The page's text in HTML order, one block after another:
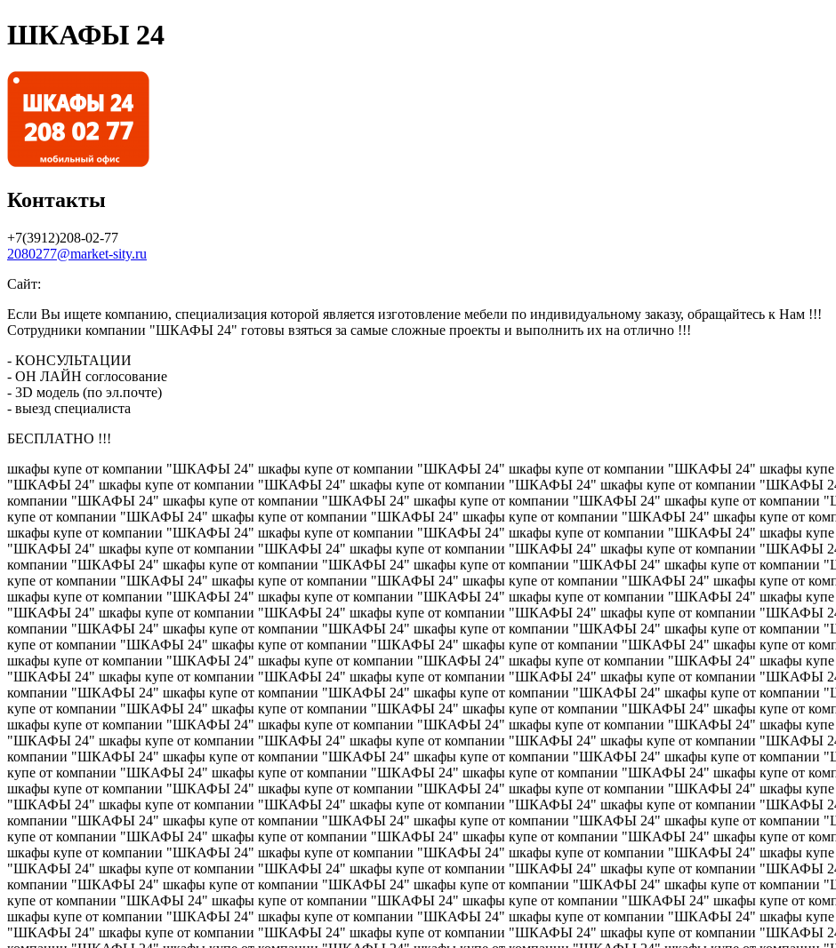
ШКАФЫ 24
Контакты
+7(3912)208-02-77
2080277@market-sity.ru
Сайт:
Если Вы ищете компанию, специализация которой является изготовление мебели по индивидуальному заказу, обращайтесь к Нам !!!
Сотрудники компании "ШКАФЫ 24" готовы взяться за самые сложные проекты и выполнить их на отлично !!!
- КОНСУЛЬТАЦИИ
- ОН ЛАЙН соглосование
- 3D модель (по эл.почте)
- выезд специалиста
БЕСПЛАТНО !!!
шкафы купе от компании "ШКАФЫ 24" шкафы купе от компании "ШКАФЫ 24" шкафы купе от компании "ШКАФЫ 24" шкафы купе
"ШКАФЫ 24" шкафы купе от компании "ШКАФЫ 24" шкафы купе от компании "ШКАФЫ 24" шкафы купе от компании "ШКАФЫ
компании "ШКАФЫ 24" шкафы купе от компании "ШКАФЫ 24" шкафы купе от компании "ШКАФЫ 24" шкафы купе от
купе от компании "ШКАФЫ 24" шкафы купе от компании "ШКАФЫ 24" шкафы купе от компании "ШКАФЫ 24" шкафы купе от
шкафы купе от компании "ШКАФЫ 24" шкафы купе от компании "ШКАФЫ 24" шкафы купе от компании "ШКАФЫ 24" шкафы купе
"ШКАФЫ 24" шкафы купе от компании "ШКАФЫ 24" шкафы купе от компании "ШКАФЫ 24" шкафы купе от компании "ШКАФЫ
компании "ШКАФЫ 24" шкафы купе от компании "ШКАФЫ 24" шкафы купе от компании "ШКАФЫ 24" шкафы купе от
купе от компании "ШКАФЫ 24" шкафы купе от компании "ШКАФЫ 24" шкафы купе от компании "ШКАФЫ 24" шкафы купе от
шкафы купе от компании "ШКАФЫ 24" шкафы купе от компании "ШКАФЫ 24" шкафы купе от компании "ШКАФЫ 24" шкафы купе
"ШКАФЫ 24" шкафы купе от компании "ШКАФЫ 24" шкафы купе от компании "ШКАФЫ 24" шкафы купе от компании "ШКАФЫ
компании "ШКАФЫ 24" шкафы купе от компании "ШКАФЫ 24" шкафы купе от компании "ШКАФЫ 24" шкафы купе от
купе от компании "ШКАФЫ 24" шкафы купе от компании "ШКАФЫ 24" шкафы купе от компании "ШКАФЫ 24" шкафы купе от
шкафы купе от компании "ШКАФЫ 24" шкафы купе от компании "ШКАФЫ 24" шкафы купе от компании "ШКАФЫ 24" шкафы купе
"ШКАФЫ 24" шкафы купе от компании "ШКАФЫ 24" шкафы купе от компании "ШКАФЫ 24" шкафы купе от компании "ШКАФЫ
компании "ШКАФЫ 24" шкафы купе от компании "ШКАФЫ 24" шкафы купе от компании "ШКАФЫ 24" шкафы купе от
купе от компании "ШКАФЫ 24" шкафы купе от компании "ШКАФЫ 24" шкафы купе от компании "ШКАФЫ 24" шкафы купе от
шкафы купе от компании "ШКАФЫ 24" шкафы купе от компании "ШКАФЫ 24" шкафы купе от компании "ШКАФЫ 24" шкафы купе
"ШКАФЫ 24" шкафы купе от компании "ШКАФЫ 24" шкафы купе от компании "ШКАФЫ 24" шкафы купе от компании "ШКАФЫ
компании "ШКАФЫ 24" шкафы купе от компании "ШКАФЫ 24" шкафы купе от компании "ШКАФЫ 24" шкафы купе от
купе от компании "ШКАФЫ 24" шкафы купе от компании "ШКАФЫ 24" шкафы купе от компании "ШКАФЫ 24" шкафы купе от
шкафы купе от компании "ШКАФЫ 24" шкафы купе от компании "ШКАФЫ 24" шкафы купе от компании "ШКАФЫ 24" шкафы купе
"ШКАФЫ 24" шкафы купе от компании "ШКАФЫ 24" шкафы купе от компании "ШКАФЫ 24" шкафы купе от компании "ШКАФЫ
компании "ШКАФЫ 24" шкафы купе от компании "ШКАФЫ 24" шкафы купе от компании "ШКАФЫ 24" шкафы купе от
купе от компании "ШКАФЫ 24" шкафы купе от компании "ШКАФЫ 24" шкафы купе от компании "ШКАФЫ 24" шкафы купе от
шкафы купе от компании "ШКАФЫ 24" шкафы купе от компании "ШКАФЫ 24" шкафы купе от компании "ШКАФЫ 24" шкафы купе
"ШКАФЫ 24" шкафы купе от компании "ШКАФЫ 24" шкафы купе от компании "ШКАФЫ 24" шкафы купе от компании "ШКАФЫ
компании "ШКАФЫ 24" шкафы купе от компании "ШКАФЫ 24" шкафы купе от компании "ШКАФЫ 24" шкафы купе от
купе от компании "ШКАФЫ 24" шкафы купе от компании "ШКАФЫ 24" шкафы купе от компании "ШКАФЫ 24" шкафы купе от
шкафы купе от компании "ШКАФЫ 24" шкафы купе от компании "ШКАФЫ 24" шкафы купе от компании "ШКАФЫ 24" шкафы купе
"ШКАФЫ 24" шкафы купе от компании "ШКАФЫ 24" шкафы купе от компании "ШКАФЫ 24" шкафы купе от компании "ШКАФЫ